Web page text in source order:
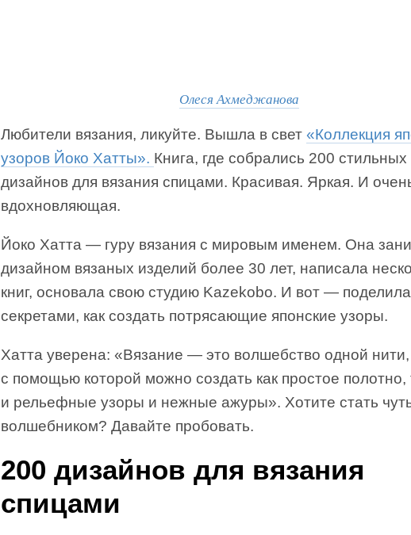
Олеся Ахмеджанова
Любители вязания, ликуйте. Вышла в свет «Коллекция
узоров Йоко Хатты». Книга, где собрались 200 стильных
дизайнов для вязания спицами. Красивая. Яркая. И
вдохновляющая.
Йоко Хатта — гуру вязания с мировым именем. Она
дизайном вязаных изделий более 30 лет, написала
книг, основала свою студию Kazekobo. И вот —
секретами, как создать потрясающие японские узоры.
Хатта уверена: «Вязание — это волшебство одной нити,
с помощью которой можно создать как простое полотно,
и рельефные узоры и нежные ажуры». Хотите стать
волшебником? Давайте пробовать.
200 дизайнов для вязания
спицами